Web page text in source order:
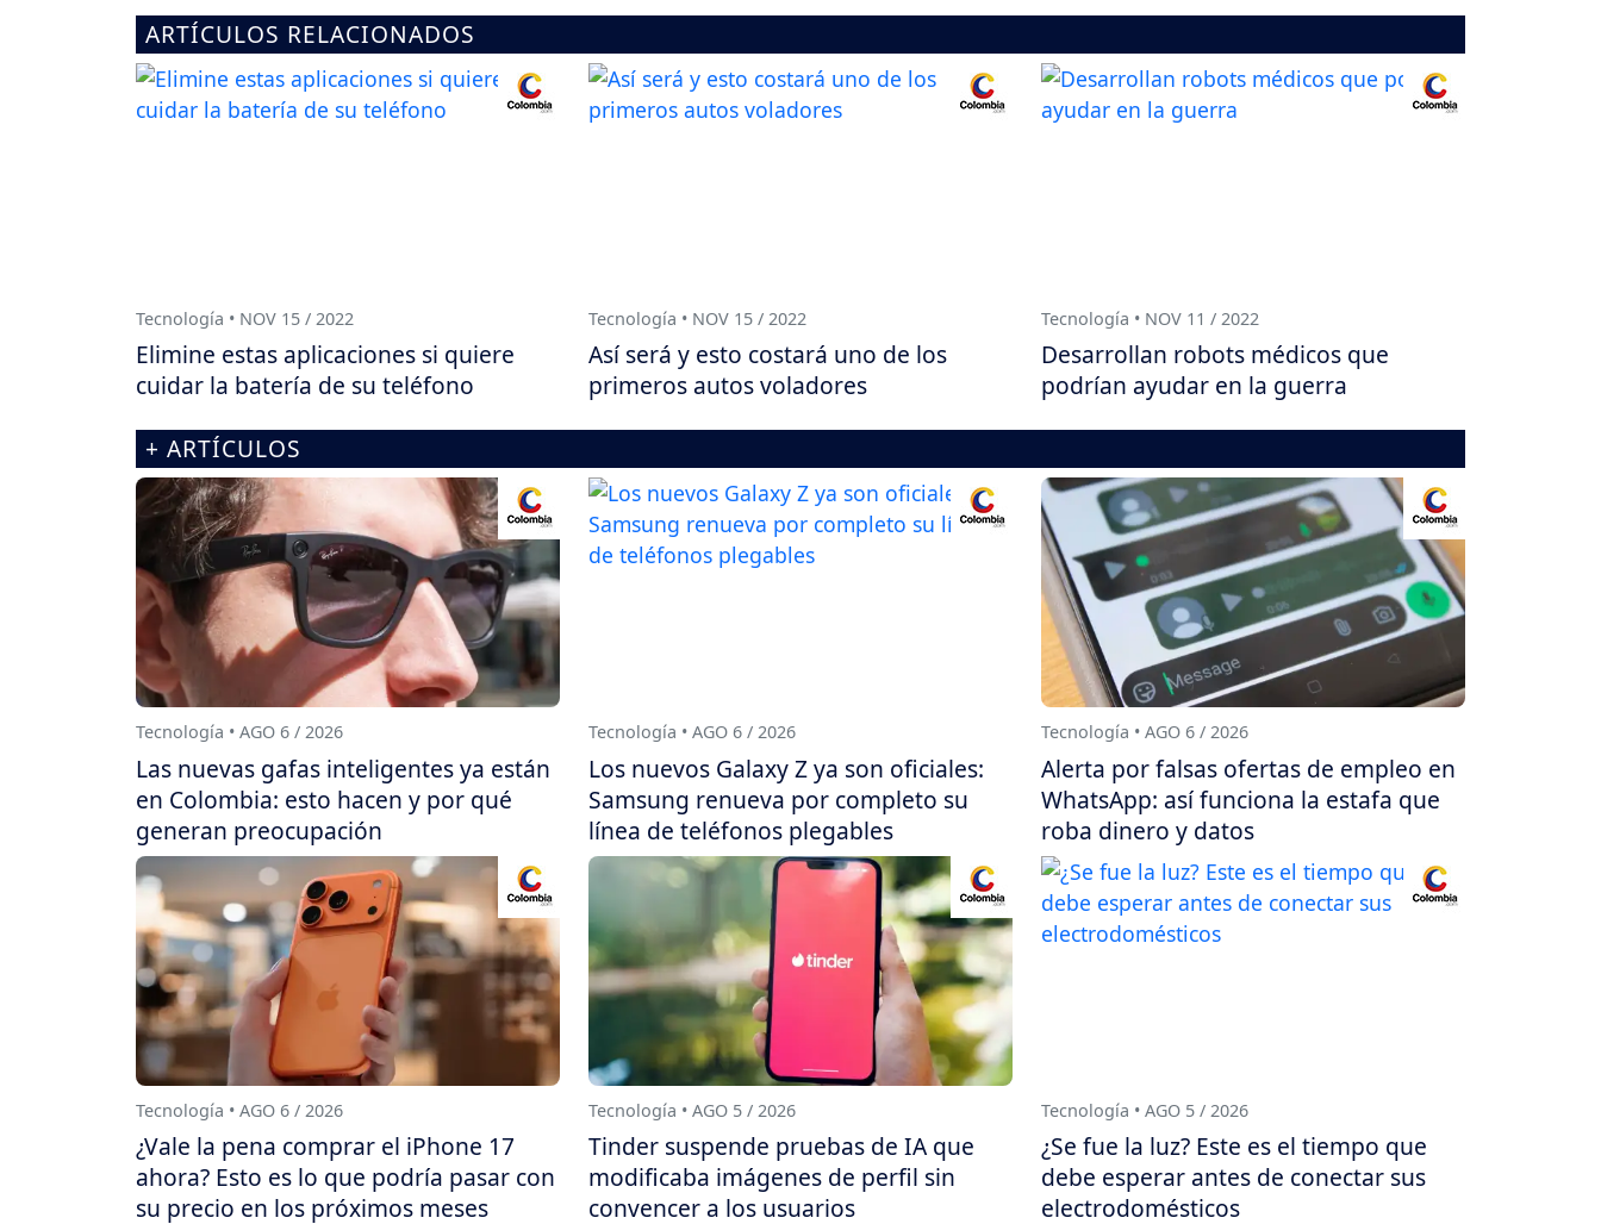
ARTÍCULOS RELACIONADOS
Tecnología • NOV 15 / 2022
Elimine estas aplicaciones si quiere
cuidar la batería de su teléfono
Tecnología • NOV 15 / 2022
Así será y esto costará uno de los
primeros autos voladores
Tecnología • NOV 11 / 2022
Desarrollan robots médicos que
podrían ayudar en la guerra
+ ARTÍCULOS
Tecnología • AGO 6 / 2026
Las nuevas gafas inteligentes ya están
en Colombia: esto hacen y por qué
generan preocupación
Tecnología • AGO 6 / 2026
Los nuevos Galaxy Z ya son oficiales:
Samsung renueva por completo su
línea de teléfonos plegables
Tecnología • AGO 6 / 2026
Alerta por falsas ofertas de empleo en
WhatsApp: así funciona la estafa que
roba dinero y datos
Tecnología • AGO 6 / 2026
¿Vale la pena comprar el iPhone 17
ahora? Esto es lo que podría pasar con
su precio en los próximos meses
Tecnología • AGO 5 / 2026
Tinder suspende pruebas de IA que
modificaba imágenes de perfil sin
convencer a los usuarios
Tecnología • AGO 5 / 2026
¿Se fue la luz? Este es el tiempo que
debe esperar antes de conectar sus
electrodomésticos